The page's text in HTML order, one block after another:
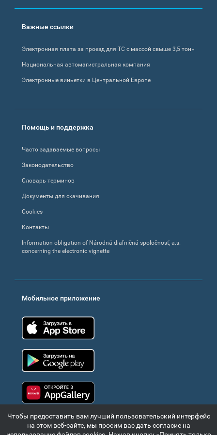
Важные ссылки
Электронная плата за проезд для ТС с массой свыше 3,5 тонн
Национальная автомагистральная компания
Электронные виньетки в Центральной Европе
Помощь и поддержка
Часто задаваемые вопросы
Законодательство
Словарь терминов
Документы для скачивания
Cookies
Контакты
Information obligation of Národná diaľničná spoločnosť, a.s.
concerning the electronic vignette
Мобильное приложение
Чтобы предоставить вам лучший пользовательский интерфейс
на этом веб-сайте, мы просим вас дать согласие на